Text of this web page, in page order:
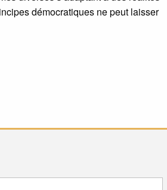
démocratiques ne peut laisser